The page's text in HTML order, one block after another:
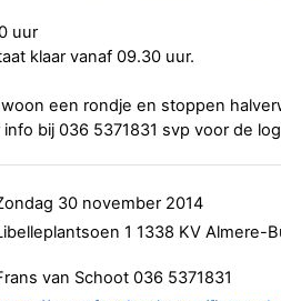
uur
klaar vanaf 09.30 uur.
een rondje en stoppen
info bij 036 5371831 svp voor de
30 november 2014
1 1338 KV Almere-
van Schoot 036 5371831